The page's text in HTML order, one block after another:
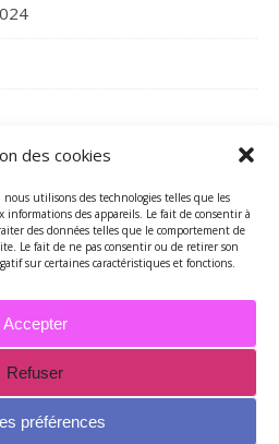
des cookies
utilisons des technologies telles que les
informations des appareils. Le fait de consentir à
des données telles que le comportement de
Le fait de ne pas consentir ou de retirer son
sur certaines caractéristiques et fonctions.
Accepter
Refuser
préférences
Merci de contacter Marie-Maguelone